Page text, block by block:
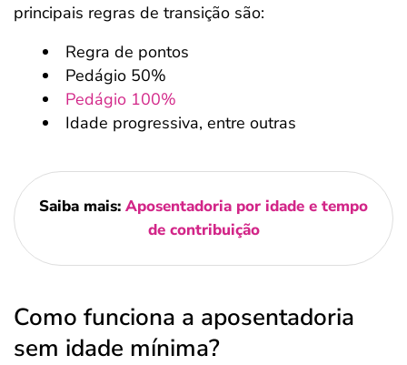
principais regras de transição são:
Regra de pontos
Pedágio 50%
Pedágio 100%
Idade progressiva, entre outras
Saiba mais: Aposentadoria por idade e tempo
de contribuição
Como funciona a aposentadoria
sem idade mínima?